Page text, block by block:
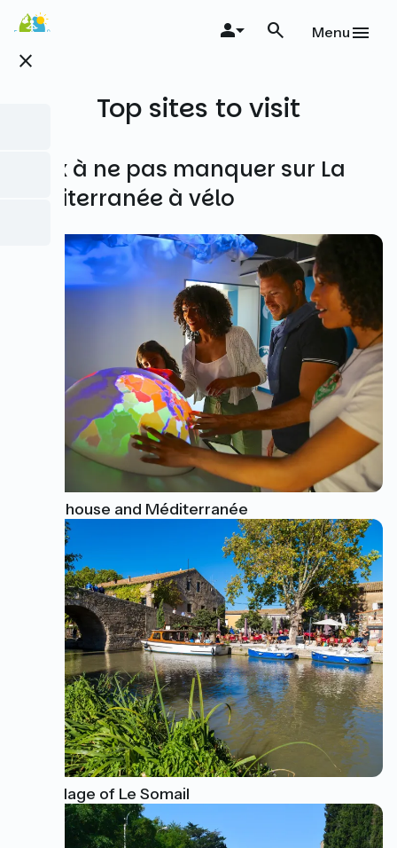
Skip
content
close
Menu
Top sites to visit
Lieux à ne pas manquer sur La
Méditerranée à vélo
Water house and Méditerranée
The village of Le Somail